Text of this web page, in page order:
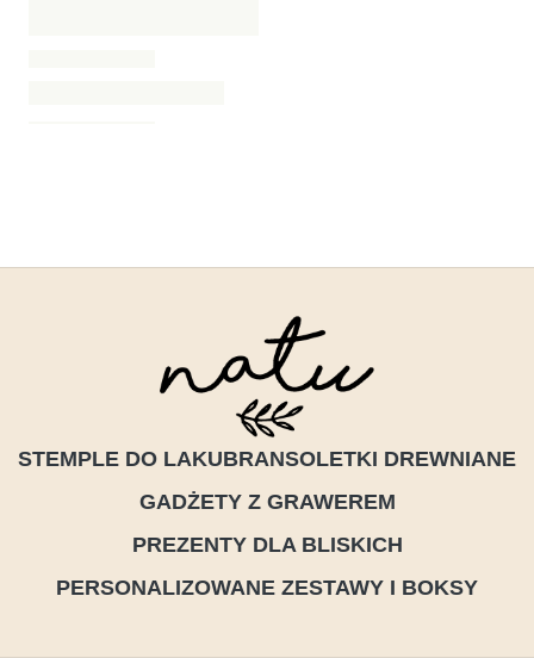
STEMPLE DO LAKUBRANSOLETKI DREWNIANE
GADŻETY Z GRAWEREM
PREZENTY DLA BLISKICH
PERSONALIZOWANE ZESTAWY I BOKSY